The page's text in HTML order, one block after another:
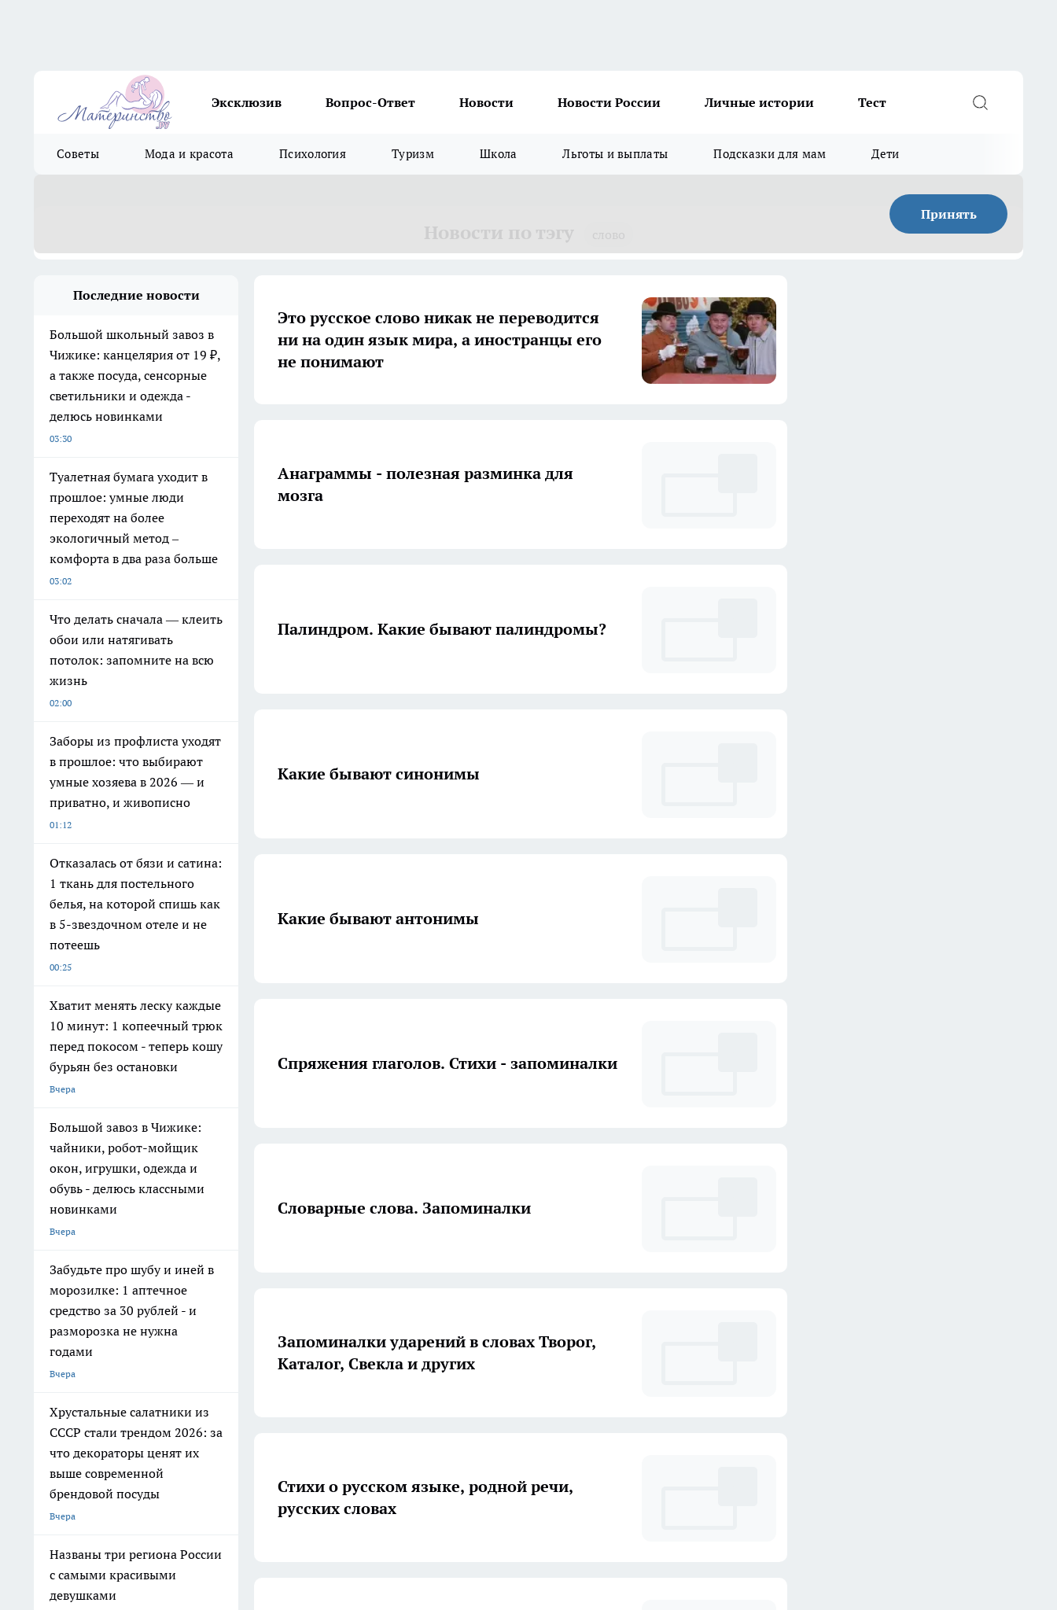
Эксклюзив Вопрос-Ответ Новости Новости России Личные истории Тест
Советы Мода и красота Психология Туризм Школа Льготы и выплаты Подсказки для мам Дети
Принять
Последние новости
Большой школьный завоз в
Чижике: канцелярия от 19 ₽,
а также посуда, сенсорные
светильники и одежда -
делюсь новинками
03:30
Туалетная бумага уходит в
прошлое: умные люди
переходят на более
экологичный метод –
комфорта в два раза больше
03:02
Что делать сначала — клеить
обои или натягивать
потолок: запомните на всю
жизнь
02:00
Заборы из профлиста уходят
в прошлое: что выбирают
умные хозяева в 2026 — и
приватно, и живописно
01:12
Отказалась от бязи и сатина:
1 ткань для постельного
белья, на которой спишь как
в 5-звездочном отеле и не
потеешь
00:25
Хватит менять леску каждые
10 минут: 1 копеечный трюк
перед покосом - теперь кошу
бурьян без остановки
Вчера
Большой завоз в Чижике:
чайники, робот-мойщик
окон, игрушки, одежда и
обувь - делюсь классными
новинками
Вчера
Забудьте про шубу и иней в
морозилке: 1 аптечное
средство за 30 рублей - и
разморозка не нужна
годами
Вчера
Хрустальные салатники из
СССР стали трендом 2026: за
что декораторы ценят их
выше современной
брендовой посуды
Вчера
Названы три региона России
с самыми красивыми
девушками
Это русское слово никак не переводится
ни на один язык мира, а иностранцы его
не понимают
Анаграммы - полезная разминка для
мозга
Палиндром. Какие бывают палиндромы?
Какие бывают синонимы
Какие бывают антонимы
Спряжения глаголов. Стихи - запоминалки
Словарные слова. Запоминалки
Запоминалки ударений в словах Творог,
Каталог, Свекла и других
Стихи о русском языке, родной речи,
русских словах